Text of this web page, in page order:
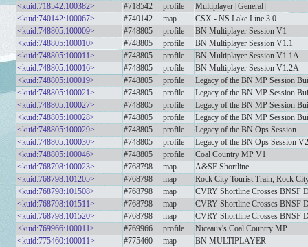
<kuid:718542:100382>
#718542 profile
Multiplayer [General]
<kuid:740142:100067>
#740142 map
CSX - NS Lake Line 3.0
<kuid:748805:100009>
#748805 profile
BN Multiplayer Session V1
<kuid:748805:100010>
#748805 profile
BN Multiplayer Session V1.1
<kuid:748805:100011>
#748805 profile
BN Multiplayer Session V1.1A
<kuid:748805:100016>
#748805 profile
BN Multiplayer Session V1.2A
<kuid:748805:100019>
#748805 profile
Legacy of the BN MP Session
<kuid:748805:100021>
#748805 profile
Legacy of the BN MP Session
<kuid:748805:100027>
#748805 profile
Legacy of the BN MP Session
<kuid:748805:100028>
#748805 profile
Legacy of the BN MP Session
<kuid:748805:100029>
#748805 profile
Legacy of the BN Ops Session.
<kuid:748805:100030>
#748805 profile
Legacy of the BN Ops Session V2
<kuid:748805:100046>
#748805 profile
Coal Country MP V1
<kuid:768798:100023>
#768798 map
A&SE Shortline
<kuid:768798:101205>
#768798 map
Rock City Tourist Train, Rock
<kuid:768798:101508>
#768798 map
CVRY Shortline Crosses BNSF
<kuid:768798:101511>
#768798 map
CVRY Shortline Crosses BNSF
<kuid:768798:101520>
#768798 map
CVRY Shortline Crosses BNSF
<kuid:769966:100011>
#769966 profile
Niceaux's Coal Country MP
<kuid:775460:100011>
#775460 map
BN MULTIPLAYER